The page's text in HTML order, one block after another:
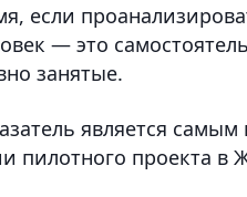
если
— это
занятые.
является
пилотного проекта в